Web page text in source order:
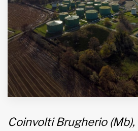
www.viveremilano.info
Fondato e diretto da Enzo De
Bernardis
EDB edizioni - Via Brivio angolo C.
Imbonati, 89 20159 Milano (Italia)
Informativa sulla privacy
Coinvolti Brugherio